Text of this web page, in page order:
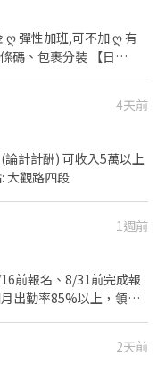
、團保 ✅ 固定班別，不
ღ 彈性加班,可不加 ღ 有
裹分裝 【日
桃園市大園區開和路
761-360 找妤兒 免
4天前
計計酬) 可收入5萬以上
大觀路四段
1週前
前報名、8/31前完成報
2天前